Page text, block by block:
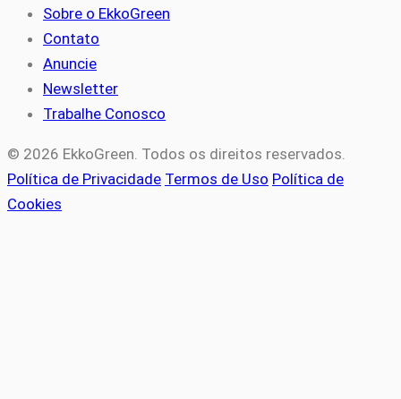
Sobre o EkkoGreen
Contato
Anuncie
Newsletter
Trabalhe Conosco
© 2026 EkkoGreen. Todos os direitos reservados.
Política de Privacidade Termos de Uso Política de
Cookies